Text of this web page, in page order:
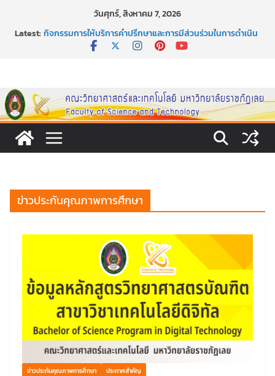
วันศุกร์, สิงหาคม 7, 2026
Latest:กิจกรรมการให้บริการคำปรึกษาและการมีส่วนร่วมในการดำเนิน
งานของคณะวิทยาศาสตร์และเทคโนโลยี
วิทยาศาสตร์และเทคโนโลยี ภาคปกติ ประจำปีการศึกษา 2569
ขอเชิญชวนประชาชนทุกคน ร่วมลงนามออนไลน์ “ลด ละ เลิก
เหล้า” ประจำปี พ.ศ. 2569
ประกาศสัปดาห์วิทยาศาสตร์แห่งชาติ ประจำปี 2569
ข่าวประกันคุณภาพการศึกษา
ข่าวประกันคุณภาพการศึกษา ประกาศสำคัญ